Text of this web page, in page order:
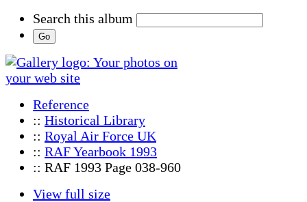
Search this album
Reference
:: Historical Library
:: Royal Air Force UK
:: RAF Yearbook 1993
:: RAF 1993 Page 038-960
View full size